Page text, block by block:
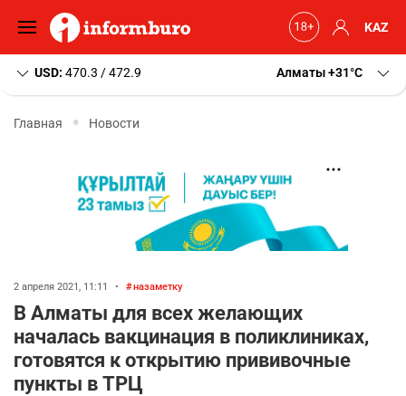
KAZ
USD: 470.3 / 472.9 Алматы+31 C
Главная Новости
2 апреля 2021, 11:11 • назаметку
В Алматы для всех желающих
началась вакцинация в поликлиниках,
готовятся к открытию прививочные
пункты в ТРЦ